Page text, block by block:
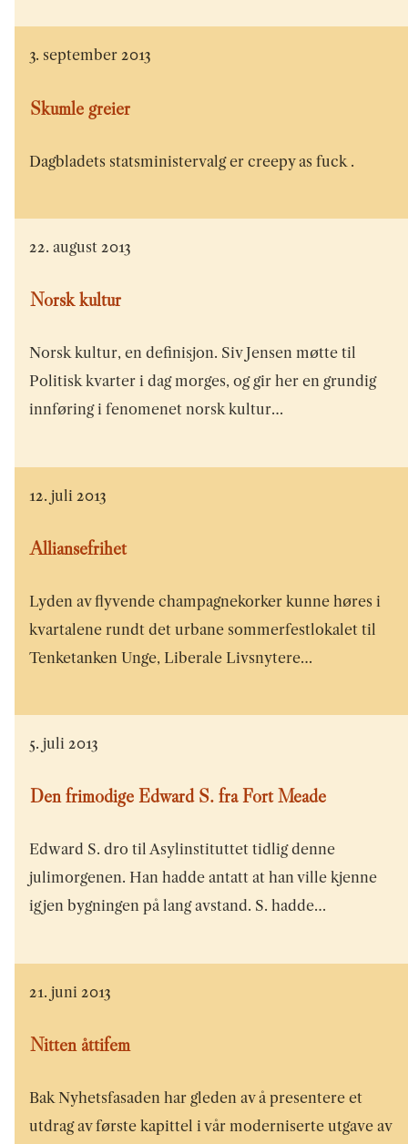
3. september 2013
Skumle greier
Dagbladets statsministervalg er creepy as fuck .
22. august 2013
Norsk kultur
Norsk kultur, en definisjon. Siv Jensen møtte til
Politisk kvarter i dag morges, og gir her en grundig
innføring i fenomenet norsk kultur…
12. juli 2013
Alliansefrihet
Lyden av flyvende champagnekorker kunne høres i
kvartalene rundt det urbane sommerfestlokalet til
Tenketanken Unge, Liberale Livsnytere…
5. juli 2013
Den frimodige Edward S. fra Fort Meade
Edward S. dro til Asylinstituttet tidlig denne
julimorgenen. Han hadde antatt at han ville kjenne
igjen bygningen på lang avstand. S. hadde…
21. juni 2013
Nitten åttifem
Bak Nyhetsfasaden har gleden av å presentere et
utdrag av første kapittel i vår moderniserte utgave av